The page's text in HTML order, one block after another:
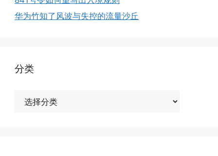
华为竹知了风波与失控的流量沙丘
分类